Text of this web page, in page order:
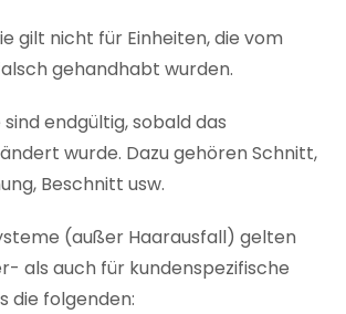
gilt nicht für Einheiten, die vom
gehandhabt wurden.
endgültig, sobald das
wurde. Dazu gehören Schnitt,
Beschnitt usw.
(außer Haarausfall) gelten
als auch für kundenspezifische
die folgenden: